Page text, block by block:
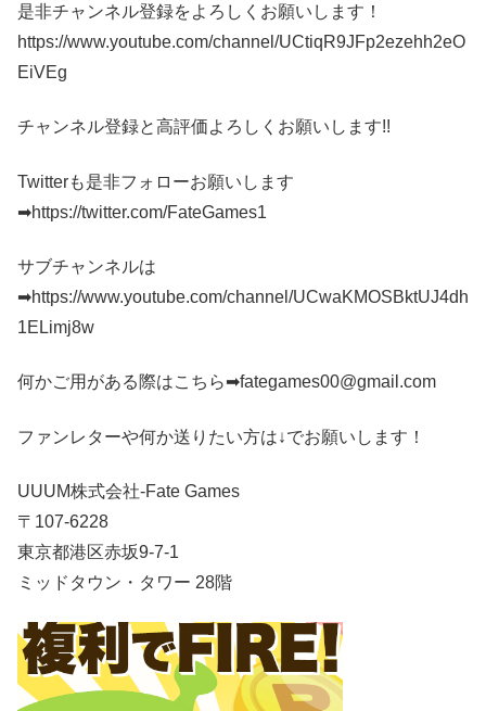
是非チャンネル登録をよろしくお願いします！
https://www.youtube.com/channel/UCtiqR9JFp2ezehh2eO
EiVEg
チャンネル登録と高評価よろしくお願いします!!
Twitterも是非フォローお願いします
➡https://twitter.com/FateGames1
サブチャンネルは
➡https://www.youtube.com/channel/UCwaKMOSBktUJ4dh
1ELimj8w
何かご用がある際はこちら➡fategames00@gmail.com
ファンレターや何か送りたい方は↓でお願いします！
UUUM株式会社-Fate Games
〒107-6228
東京都港区赤坂9-7-1
ミッドタウン・タワー 28階